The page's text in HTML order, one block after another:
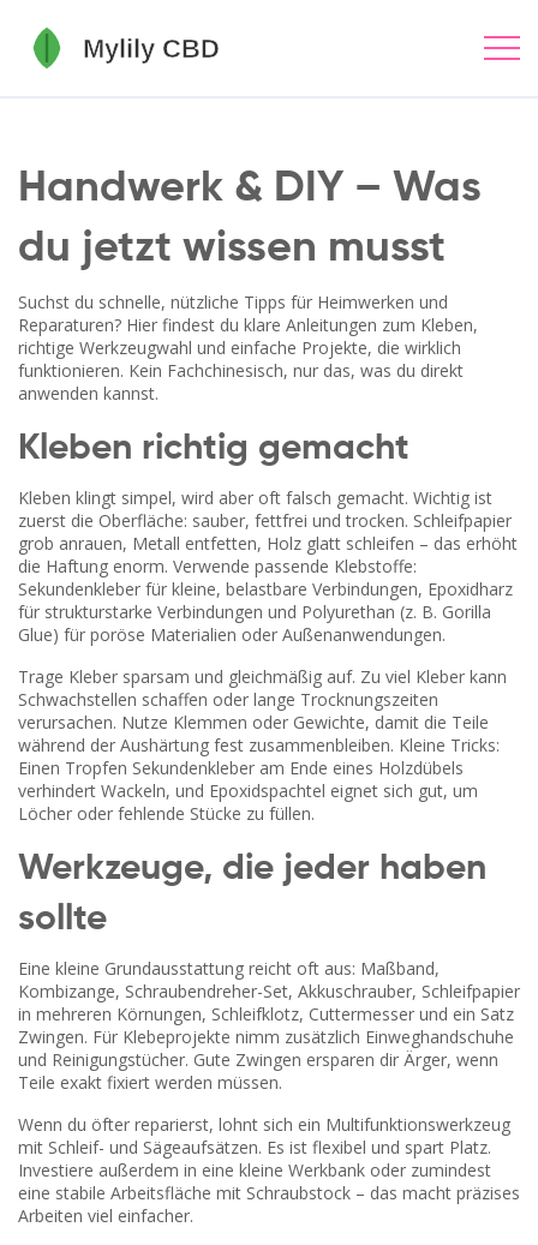
Handwerk & DIY – Was
du jetzt wissen musst
Suchst du schnelle, nützliche Tipps für Heimwerken und
Reparaturen? Hier findest du klare Anleitungen zum Kleben,
richtige Werkzeugwahl und einfache Projekte, die wirklich
funktionieren. Kein Fachchinesisch, nur das, was du direkt
anwenden kannst.
Kleben richtig gemacht
Kleben klingt simpel, wird aber oft falsch gemacht. Wichtig ist
zuerst die Oberfläche: sauber, fettfrei und trocken. Schleifpapier
grob anrauen, Metall entfetten, Holz glatt schleifen – das erhöht
die Haftung enorm. Verwende passende Klebstoffe:
Sekundenkleber für kleine, belastbare Verbindungen, Epoxidharz
für strukturstarke Verbindungen und Polyurethan (z. B. Gorilla
Glue) für poröse Materialien oder Außenanwendungen.
Trage Kleber sparsam und gleichmäßig auf. Zu viel Kleber kann
Schwachstellen schaffen oder lange Trocknungszeiten
verursachen. Nutze Klemmen oder Gewichte, damit die Teile
während der Aushärtung fest zusammenbleiben. Kleine Tricks:
Einen Tropfen Sekundenkleber am Ende eines Holzdübels
verhindert Wackeln, und Epoxidspachtel eignet sich gut, um
Löcher oder fehlende Stücke zu füllen.
Werkzeuge, die jeder haben
sollte
Eine kleine Grundausstattung reicht oft aus: Maßband,
Kombizange, Schraubendreher-Set, Akkuschrauber, Schleifpapier
in mehreren Körnungen, Schleifklotz, Cuttermesser und ein Satz
Zwingen. Für Klebeprojekte nimm zusätzlich Einweghandschuhe
und Reinigungstücher. Gute Zwingen ersparen dir Ärger, wenn
Teile exakt fixiert werden müssen.
Wenn du öfter reparierst, lohnt sich ein Multifunktionswerkzeug
mit Schleif- und Sägeaufsätzen. Es ist flexibel und spart Platz.
Investiere außerdem in eine kleine Werkbank oder zumindest
eine stabile Arbeitsfläche mit Schraubstock – das macht präzises
Arbeiten viel einfacher.